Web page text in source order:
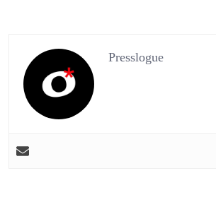
Presslogue